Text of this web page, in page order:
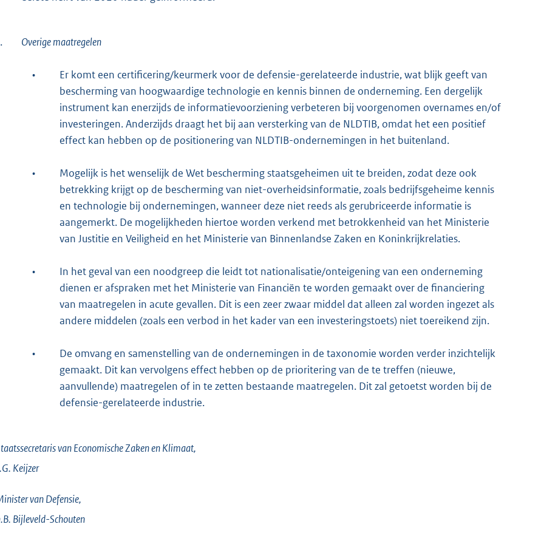
Overige maatregelen
•
Er komt een certificering/keurmerk voor de defensie-gerelateerde industrie, wat blijk geeft van
bescherming van hoogwaardige technologie en kennis binnen de onderneming. Een dergelijk
instrument kan enerzijds de informatievoorziening verbeteren bij voorgenomen overnames en/of
investeringen. Anderzijds draagt het bij aan versterking van de NLDTIB, omdat het een positief
effect kan hebben op de positionering van NLDTIB-ondernemingen in het buitenland.
•
Mogelijk is het wenselijk de Wet bescherming staatsgeheimen uit te breiden, zodat deze ook
betrekking krijgt op de bescherming van niet-overheidsinformatie, zoals bedrijfsgeheime kennis
en technologie bij ondernemingen, wanneer deze niet reeds als gerubriceerde informatie is
aangemerkt. De mogelijkheden hiertoe worden verkend met betrokkenheid van het Ministerie
van Justitie en Veiligheid en het Ministerie van Binnenlandse Zaken en Koninkrijkrelaties.
•
In het geval van een noodgreep die leidt tot nationalisatie/onteigening van een onderneming
dienen er afspraken met het Ministerie van Financiën te worden gemaakt over de financiering
van maatregelen in acute gevallen. Dit is een zeer zwaar middel dat alleen zal worden ingezet als
andere middelen (zoals een verbod in het kader van een investeringstoets) niet toereikend zijn.
•
De omvang en samenstelling van de ondernemingen in de taxonomie worden verder inzichtelijk
gemaakt. Dit kan vervolgens effect hebben op de prioritering van de te treffen (nieuwe,
aanvullende) maatregelen of in te zetten bestaande maatregelen. Dit zal getoetst worden bij de
defensie-gerelateerde industrie.
van Economische Zaken en Klimaat,
Keijzer
van Defensie,
Bijleveld-Schouten